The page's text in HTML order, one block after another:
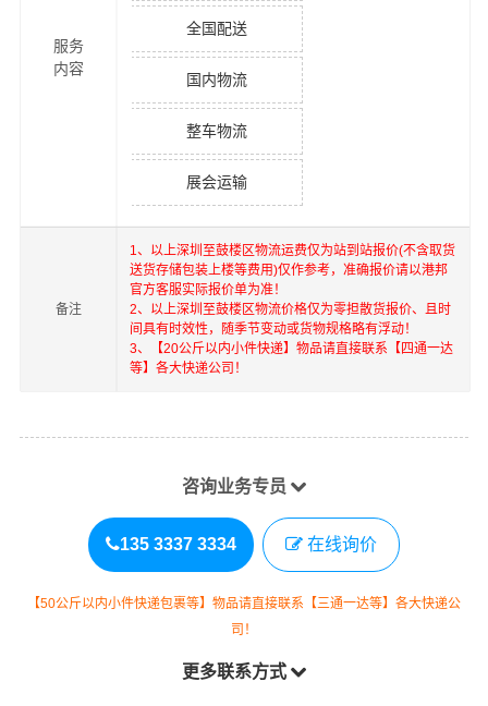
服务
内容
全国配送
国内物流
整车物流
展会运输
备注
1、以上深圳 至鼓楼区物流运费仅为站到站报价(不含取货
送货存储包装上楼等费用)仅作参考，准确报价请以港邦
官方客服实际报价单为准！
2、以上深圳 至鼓楼区物流价格仅为零担散货报价、且时
间具有时效性，随季节变动或货物规格略有浮动！
3、【20公斤以内小件快递】物品请直接联系【四通一达
等】各大快递公司！
咨询业务专员
135 3337 3334 在线询价
【50公斤以内小件快递包裹等】物品请直接联系【三通一达等】各大快递公
司！
更多联系方式